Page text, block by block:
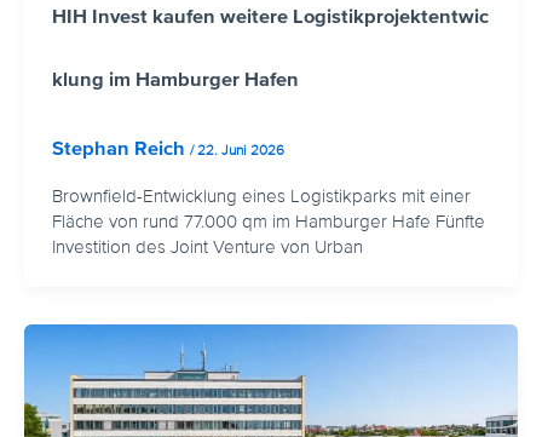
HIH Invest kaufen weitere Logistikprojektentwic
klung im Hamburger Hafen
Stephan Reich /22. Juni 2026
Brownfield-Entwicklung eines Logistikparks mit einer
Fläche von rund 77.000 qm im Hamburger Hafe Fünfte
Investition des Joint Venture von Urban